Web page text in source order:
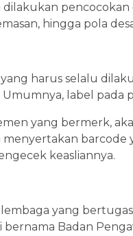
dilakukan
hingga pola
yang harus selalu
label pada
yang bermerk,
menyertakan barcode
keasliannya.
lembaga yang
bernama Badan